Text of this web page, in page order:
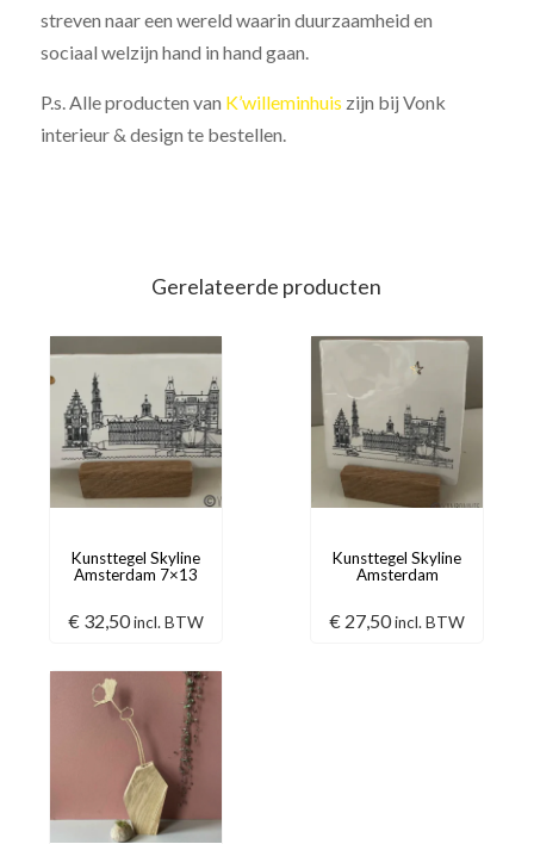
streven naar een wereld waarin duurzaamheid en
sociaal welzijn hand in hand gaan.
P.s. Alle producten van K’willeminhuis zijn bij Vonk
interieur & design te bestellen.
Gerelateerde producten
Kunsttegel Skyline
Amsterdam 7×13
€32,50 incl. BTW
Kunsttegel Skyline
Amsterdam
€ 27,50incl. BTW